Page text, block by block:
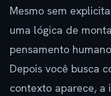
Mesmo sem
uma lógica de
pensamento
Depois você busca
contexto aparece, a